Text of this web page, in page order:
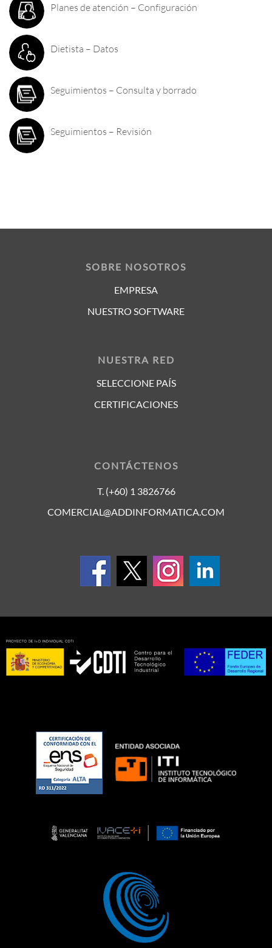
Planes de atención – Configuración
Dietista – Datos
Seguimientos – Consulta y borrado
Seguimientos – Revisión
SOBRE NOSOTROS
EMPRESA
NUESTRO SOFTWARE
NUESTRA RED
SELECCIONE PAÍS
CERTIFICACIONES
CONTÁCTENOS
T. (+60) 1 3826766
COMERCIAL@ADDINFORMATICA.COM